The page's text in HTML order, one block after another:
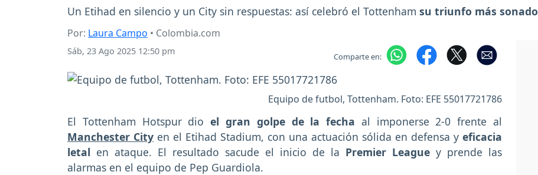
Un Etihad en silencio y un City sin respuestas: así celebró el Tottenham su triunfo más sonado
Por: Laura Campo • Colombia.com
Sáb, 23 Ago 2025 12:50 pm Comparte en:
Equipo de futbol, Tottenham. Foto: EFE 55017721786
El Tottenham Hotspur dioel gran golpe de la fecha al imponerse 2-0 frente al
Manchester City en el Etihad Stadium, con una actuación sólida en defensa y eficacia
letal en ataque. El resultado sacude el inicio de la Premier League y prende las
alarmas en el equipo de Pep Guardiola.